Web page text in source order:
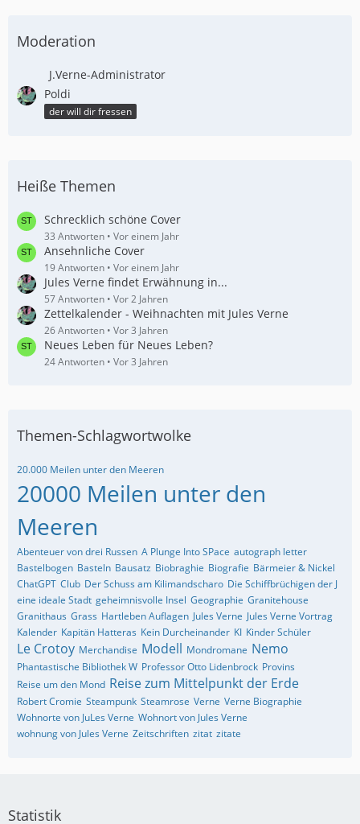
Moderation
J.Verne-Administrator
Poldi
der will dir fressen
Heiße Themen
Schrecklich schöne Cover
33 Antworten Vor einem Jahr
Ansehnliche Cover
19 Antworten Vor einem Jahr
Jules Verne findet Erwähnung in...
57 Antworten Vor 2 Jahren
Zettelkalender - Weihnachten mit Jules Verne
26 Antworten Vor 3 Jahren
Neues Leben für Neues Leben?
24 Antworten Vor 3 Jahren
Themen-Schlagwortwolke
20.000 Meilen unter den Meeren
20000 Meilen unter den
Meeren
Abenteuer von drei Russen A Plunge Into SPace autograph letter
Bastelbogen Basteln Bausatz Biobraghie Biografie Bärmeier & Nickel
ChatGPT Club Der Schuss am Kilimandscharo Die Schiffbrüchigen der J
eine ideale Stadt geheimnisvolle Insel Geographie Granitehouse
Granithaus Grass Hartleben Auflagen Jules Verne Jules Verne Vortrag
Kalender Kapitän Hatteras Kein Durcheinander KI Kinder Schüler
Le Crotoy Merchandise Modell Mondromane Nemo
Phantastische Bibliothek W Professor Otto Lidenbrock Provins
Reise um den Mond Reise zum Mittelpunkt der Erde
Robert Cromie Steampunk Steamrose Verne Verne Biographie
Wohnorte von JuLes Verne Wohnort von Jules Verne
wohnung von Jules Verne Zeitschriften zitat zitate
Statistik